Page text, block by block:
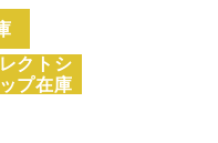
クトシ
プ在庫